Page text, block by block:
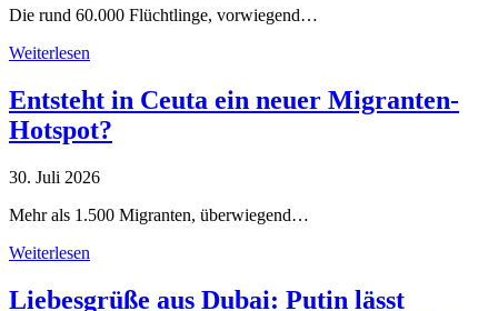
Die rund 60.000 Flüchtlinge, vorwiegend…
Weiterlesen
Entsteht in Ceuta ein neuer Migranten-
Hotspot?
30. Juli 2026
Mehr als 1.500 Migranten, überwiegend…
Weiterlesen
Liebesgrüße aus Dubai: Putin lässt